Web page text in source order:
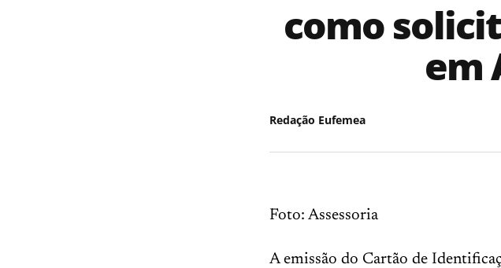
como
em
Redação Eufemea
Foto: Assessoria
A emissão do Cartão de